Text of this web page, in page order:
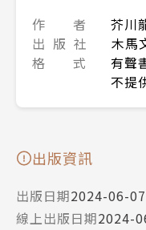
作 者
芥川
出 版 社
木馬
格 式
有聲
不提
出版資訊
出版日期2024-06-07
線上出版日期2024-